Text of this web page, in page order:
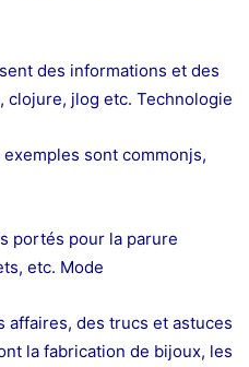
des informations et des
clojure, jlog etc. Technologie
sont commonjs,
portés pour la parure
etc. Mode
affaires, des trucs et astuces
la fabrication de bijoux, les